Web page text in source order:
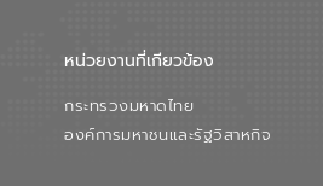
สมดุลทางเศรษฐกิจและสิ่งแวดล้อมได้อย่าง
ภาคเอกชนในครั้งนี้ นับเป็นก้าวสำคัญของ
องค์การจัดการน้ำเสีย (อจน.) ในการร่วมวาง
หน่วยงานที่เกียวข้อง
กระทรวงมหาดไทย
องค์การมหาชนและรัฐวิสาหกิจ